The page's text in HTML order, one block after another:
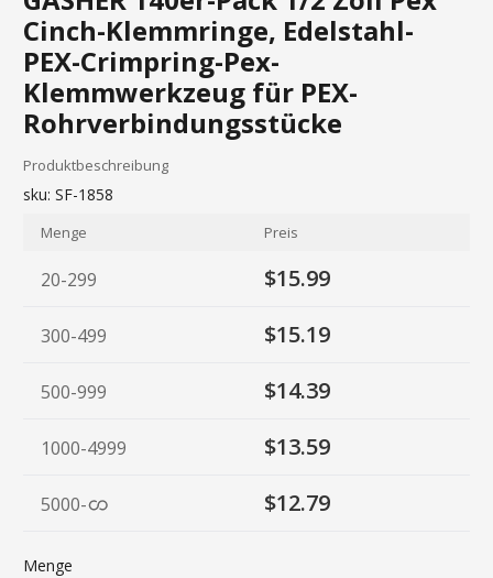
Cinch-Klemmringe, Edelstahl-
PEX-Crimpring-Pex-
Klemmwerkzeug für PEX-
Rohrverbindungsstücke
Produktbeschreibung
sku: SF-1858
Menge Preis
20-299 $15.99
300-499 $15.19
500-999 $14.39
1000-4999 $13.59
5000- $12.79
Menge